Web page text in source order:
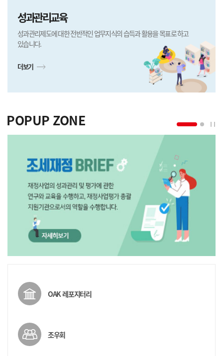
성과관리교육
성과관리제도에 대한 전반적인 업무지식의 습득과 활용을 목표로 하고
있습니다.
더보기
POPUP ZONE
OAK 레포지터리
조우회